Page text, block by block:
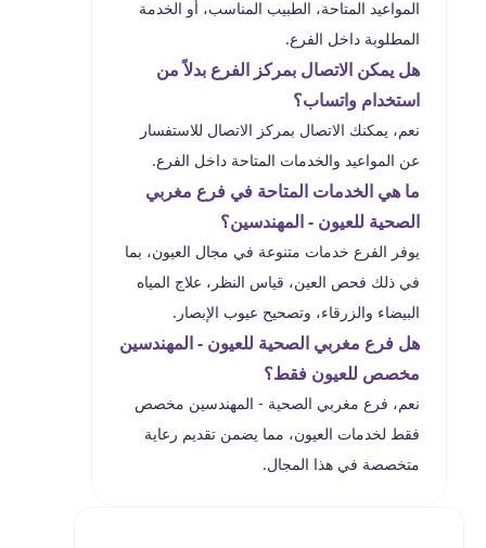
المواعيد المتاحة، الطبيب المناسب، أو الخدمة
المطلوبة داخل الفرع.
هل يمكن الاتصال بمركز الفرع بدلاً من
استخدام واتساب؟
نعم، يمكنك الاتصال بمركز الاتصال للاستفسار
عن المواعيد والخدمات المتاحة داخل الفرع.
ما هي الخدمات المتاحة في فرع مغربي
الصحية للعيون - المهندسين؟
يوفر الفرع خدمات متنوعة في مجال العيون، بما
في ذلك فحص العين، قياس النظر، علاج المياه
البيضاء والزرقاء، وتصحيح عيوب الإبصار.
هل فرع مغربي الصحية للعيون - المهندسين
مخصص للعيون فقط؟
نعم، فرع مغربي الصحية - المهندسين مخصص
فقط لخدمات العيون، مما يضمن تقديم رعاية
متخصصة في هذا المجال.